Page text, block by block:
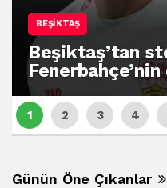
BEŞIKTAŞ
Beşiktaş’tan
Günün Öne Çıkanlar